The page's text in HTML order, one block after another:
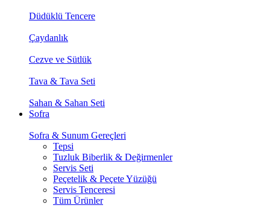
Düdüklü Tencere
Çaydanlık
Cezve ve Sütlük
Tava & Tava Seti
Sahan & Sahan Seti
Sofra
Sofra & Sunum Gereçleri
Tepsi
Tuzluk Biberlik & Değirmenler
Servis Seti
Peçetelik & Peçete Yüzüğü
Servis Tenceresi
Tüm Ürünler